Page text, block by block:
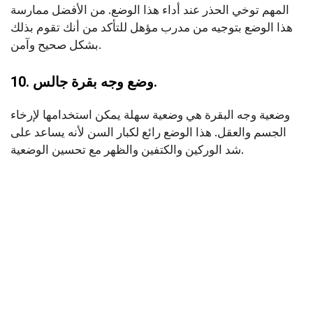
المهم توخي الحذر عند أداء هذا الوضع. من الأفضل ممارسة
هذا الوضع بتوجيه من مدرب مؤهل للتأكد من أنك تقوم بذلك
بشكل صحيح وآمن.
10. وضع وجه بقرة جالس.
وضعية وجه البقرة هي وضعية سهلة يمكن استخدامها لإرخاء
الجسم والعقل. هذا الوضع رائع لكبار السن لأنه يساعد على
شد الوركين والكتفين والظهر مع تحسين الوضعية.